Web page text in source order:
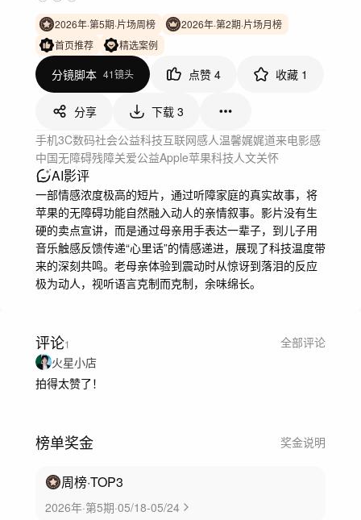
2026年·第5期·片场周榜
2026年·第2期·片场月榜
首页推荐
精选案例
分镜脚本 41镜头 点赞 4 收藏 1
分享 下载 3
手机3C数码社会公益科技互联网感人温馨娓娓道来电影感
中国无障碍残障关爱公益Apple苹果科技人文关怀
AI影评
一部情感浓度极高的短片，通过听障家庭的真实故事，将
苹果的无障碍功能自然融入动人的亲情叙事。影片没有生
硬的卖点宣讲，而是通过母亲用手表达一辈子，到儿子用
音乐触感反馈传递“心里话”的情感递进，展现了科技温度带
来的深刻共鸣。老母亲体验到震动时从惊讶到落泪的反应
极为动人，视听语言克制而克制，余味绵长。
评论1
全部评论
火星小店
拍得太赞了！
榜单奖金 奖金说明
周榜·TOP3
2026年·第5期·05/18-05/24